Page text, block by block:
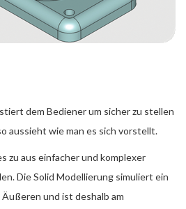
dem Bediener um sicher zu stellen
aussieht wie man es sich vorstellt.
zu aus einfacher und komplexer
Die Solid Modellierung simuliert ein
und ist deshalb am